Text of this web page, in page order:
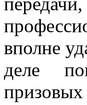
вполне
деле